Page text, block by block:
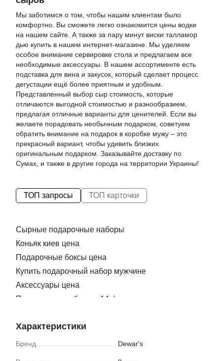
Мы заботимся о том, чтобы нашим клиентам было
комфортно. Вы сможете легко ознакомится цены водки
на нашем сайте. А также за пару минут виски талламор
дью купить в нашем интернет-магазине. Мы уделяем
особое внимание сервировке стола и предлагаем все
необходимые аксессуары. В нашем ассортименте есть
подставка для вина и закусок , который сделает процесс
дегустации ещё более приятным и удобным.
Представленный выбор сыр стоимость , которые
отличаются выгодной стоимостью и разнообразием,
предлагая отличные варианты для ценителей. Если вы
желаете порадовать необычным подарком, советуем
обратить внимание на подарок в коробке мужу – это
прекрасный вариант, чтобы удивить близких
оригинальным подарком. Заказывайте доставку по
Сумах, и также в другие города на территории Украины!
ТОП запросы ТОП карточки
Сырные подарочные наборы
Коньяк киев цена
Подарочные боксы цена
Купить подарочный набор мужчине
Аксессуары цена
Подарочные наборы к 14 февраля
Купить подарок ко дню влюбленных
Бокс подарочный для подруги
Характеристики
Бренд Dewar's